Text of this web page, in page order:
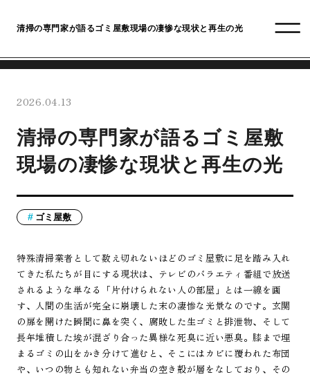
清掃の専門家が語るゴミ屋敷現場の凄惨な現状と再生の光
2026.04.13
清掃の専門家が語るゴミ屋敷
現場の凄惨な現状と再生の光
ゴミ屋敷
特殊清掃業者として数え切れないほどのゴミ屋敷に足を踏み入れ
てきた私たちが目にする現状は、テレビのバラエティ番組で放送
されるような単なる「片付けられない人の部屋」とは一線を画
す、人間の生活が完全に崩壊した末の凄惨な光景なのです。玄関
の扉を開けた瞬間に鼻を突く、腐敗した生ゴミと排泄物、そして
長年堆積した埃が混ざり合った異様な死臭に近い悪臭。膝まで埋
まるゴミの山をかき分けて進むと、そこにはカビに覆われた布団
や、いつの物とも知れない弁当の空き殻が層をなしており、その